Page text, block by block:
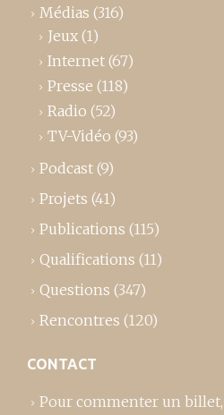
Médias (316)
Jeux (1)
Internet (67)
Presse (118)
Radio (52)
TV-Vidéo (93)
Podcast (9)
Projets (41)
Publications (115)
Qualifications (11)
Questions (347)
Rencontres (120)
CONTACT
Pour commenter un billet,